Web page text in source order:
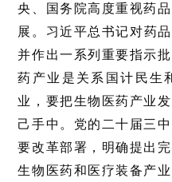
央、国务院高度重视药
展。习近平总书记对药
并作出一系列重要指示
药产业是关系国计民生
业，要把生物医药产业
己手中。党的二十届三
要改革部署，明确提出
生物医药和医疗装备产